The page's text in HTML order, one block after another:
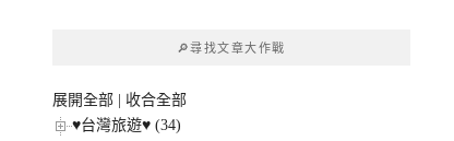
🔎尋找文章大作戰
展開全部
收合全部
♥台灣旅遊♥ (34)